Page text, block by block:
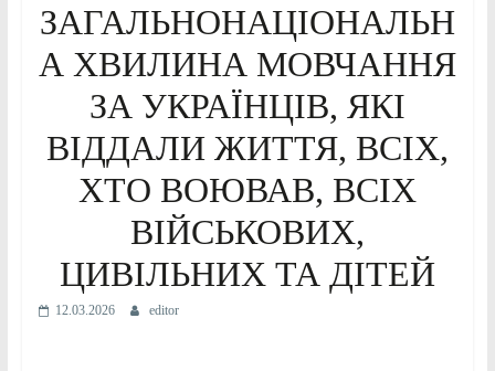
ЗАГАЛЬНОНАЦІОНАЛЬН
А ХВИЛИНА МОВЧАННЯ
ЗА УКРАЇНЦІВ, ЯКІ
ВІДДАЛИ ЖИТТЯ, ВСІХ,
ХТО ВОЮВАВ, ВСІХ
ВІЙСЬКОВИХ,
ЦИВІЛЬНИХ ТА ДІТЕЙ
12.03.2026 editor